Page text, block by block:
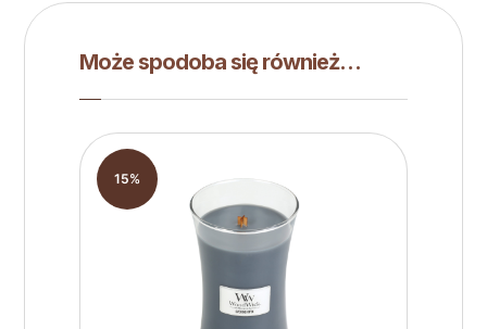
Może spodoba się również…
15%